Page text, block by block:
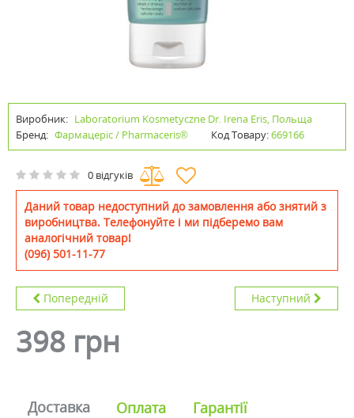
Виробник: Laboratorium Kosmetyczne Dr. Irena Eris, Польща
Бренд: Фармацеріс / Pharmaceris® Код Товару:669166
0 відгуків
Даний товар недоступний до замовлення або знятий з
виробництва. Телефонуйте і ми підберемо вам
аналогічний товар!
(096) 501-11-77
Попередній Наступний
398 грн
Доставка Оплата Гарантії